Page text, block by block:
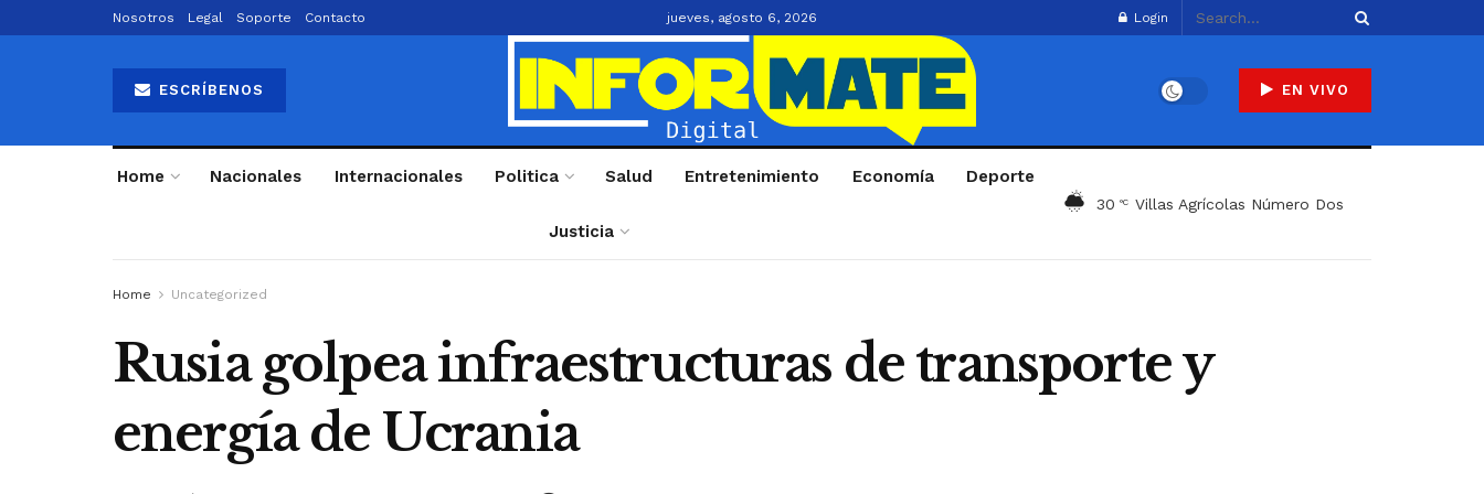
Nosotros Legal Soporte Contacto jueves, agosto 6, 2026 Login
ESCRÍBENOS EN VIVO
Home Nacionales Internacionales Politica Salud Entretenimiento Economía Deporte
Justicia
30 °C Villas Agrícolas Número Dos
Home Uncategorized
Rusia golpea infraestructuras de transporte y
energía de Ucrania